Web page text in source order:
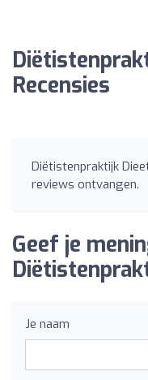
Recensies
Diëtistenpraktijk
reviews ontvangen.
Geef je
Je naam